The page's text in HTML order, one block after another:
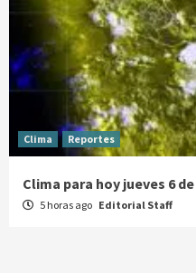
Clima Reportes
Clima para hoy jueves 6
5 horas ago Editorial Staff